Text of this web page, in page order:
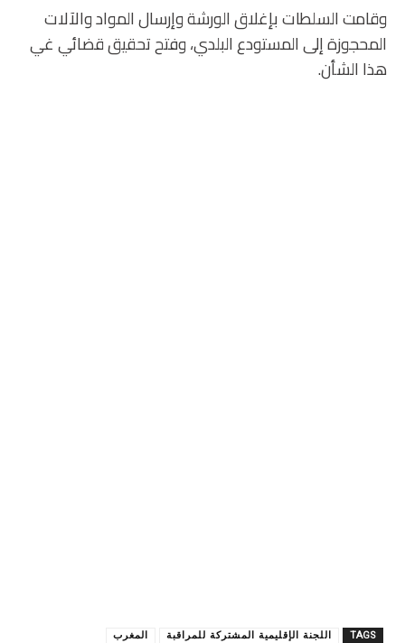
وقامت السلطات بإغلاق الورشة وإرسال المواد والآلات
المحجوزة إلى المستودع البلدي، وفتح تحقيق قضائي غي
هذا الشأن.
TAGS اللجنة الإقليمية المشتركة للمراقبة المغرب